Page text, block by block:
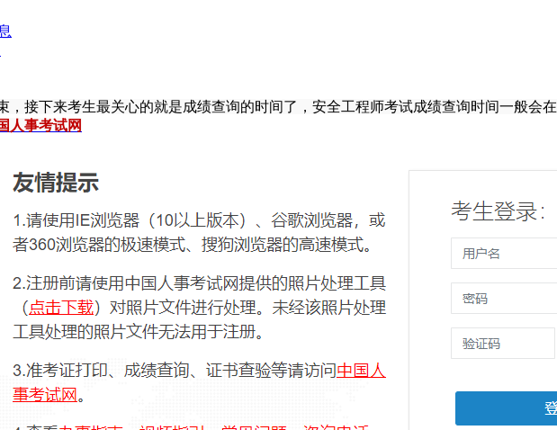
，接下来考生最关心的就是成绩查询的时间了，安全工程师考试成绩查询时间一般会
人事考试网